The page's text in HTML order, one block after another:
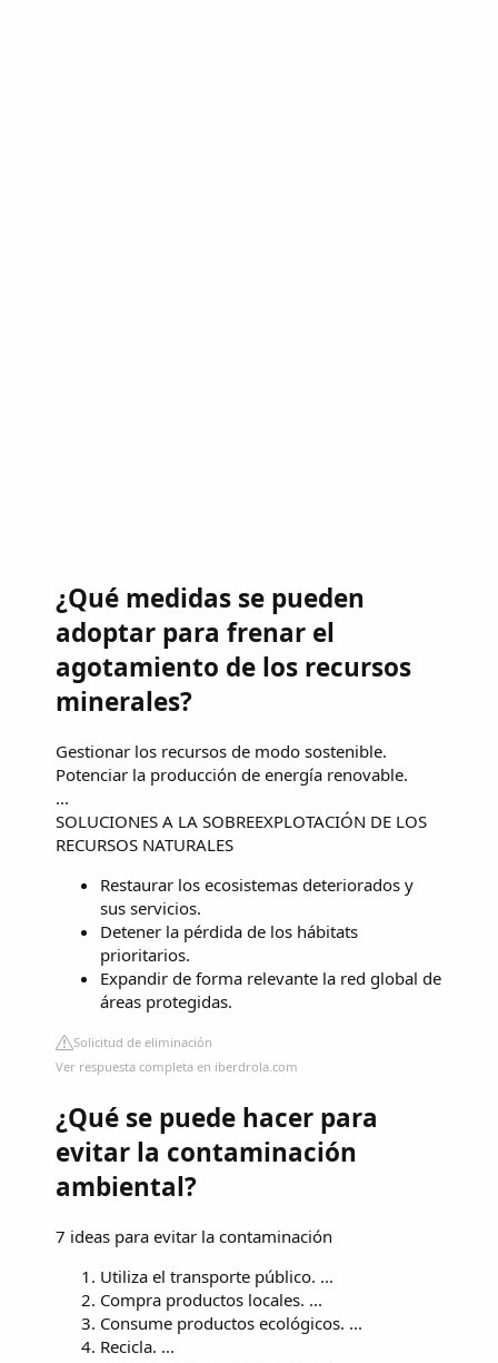
¿Qué medidas se pueden
adoptar para frenar el
agotamiento de los recursos
minerales?
Gestionar los recursos de modo sostenible.
Potenciar la producción de energía renovable.
...
SOLUCIONES A LA SOBREEXPLOTACIÓN DE LOS
RECURSOS NATURALES
Restaurar los ecosistemas deteriorados y
sus servicios.
Detener la pérdida de los hábitats
prioritarios.
Expandir de forma relevante la red global de
áreas protegidas.
Solicitud de eliminación
Ver respuesta completa en iberdrola.com
¿Qué se puede hacer para
evitar la contaminación
ambiental?
7 ideas para evitar la contaminación
Utiliza el transporte público. ...
Compra productos locales. ...
Consume productos ecológicos. ...
Recicla. ...